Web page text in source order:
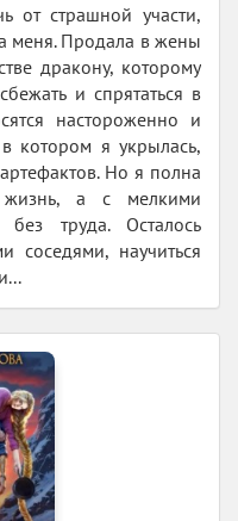
от страшной участи,
меня. Продала в жены
дракону, которому
и спрятаться в
настороженно и
котором я укрылась,
Но я полна
жизнь, а с мелкими
без труда. Осталось
соседями, научиться